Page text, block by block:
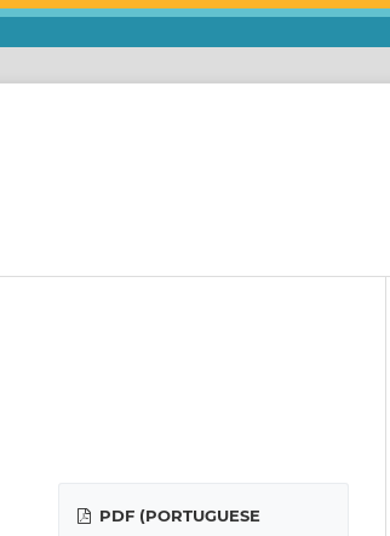
PDF (PORTUGUESE